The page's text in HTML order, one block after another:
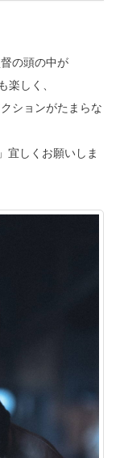
の頭の中が
楽しく、
ションがたまらな
宜しくお願いしま